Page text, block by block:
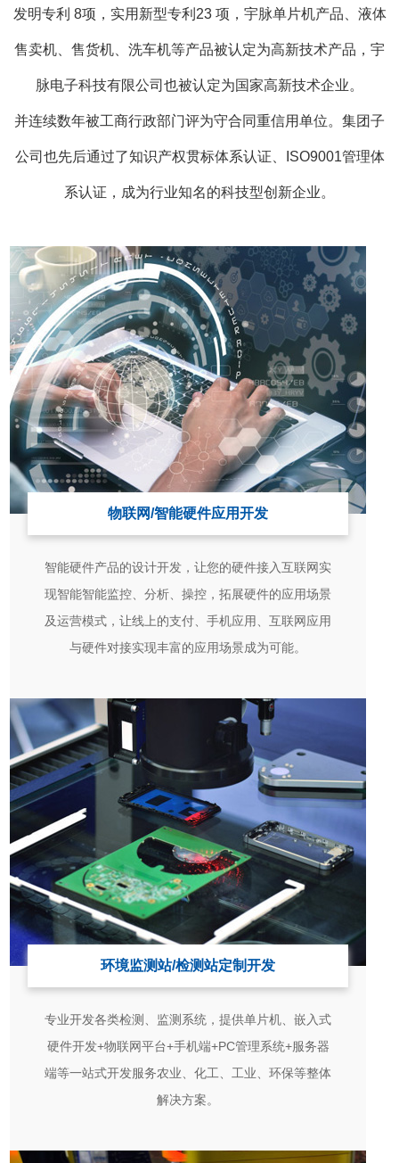
主研发创新之路，先后为国内外客户定
维修检测设备系列控制系统、终端信息
系统、熨烫机定位控制系统、自动波箱
碑及美誉度。
发明专利 8项，实用新型专利23 项，宇脉单片机产品、液体
售卖机、售货机、洗车机等产品被认定为高新技术产品，宇
脉电子科技有限公司也被认定为国家高新技术企业。
并连续数年被工商行政部门评为守合同重信用单位。集团子
公司也先后通过了知识产权贯标体系认证、ISO9001管理体
系认证，成为行业知名的科技型创新企业。
物联网/智能硬件应用开发
智能硬件产品的设计开发，让您的硬件接入互联网实
现智能智能监控、分析、操控，拓展硬件的应用场景
及运营模式，让线上的支付、手机应用、互联网应用
与硬件对接实现丰富的应用场景成为可能。
环境监测站/检测站定制开发
专业开发各类检测、监测系统，提供单片机、嵌入式
硬件开发+物联网平台+手机端+PC管理系统+服务器
端等一站式开发服务农业、化工、工业、环保等整体
解决方案。